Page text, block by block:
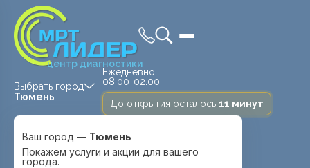
центр диагностики
Выбрать город
Тюмень
Medland —
детская клиника
Тюмень
Ежедневно
08:00-02:00
До открытия осталось11 минут
08:00 — 20:00
Ваш город — Тюмень
Покажем услуги и акции для вашего
города.